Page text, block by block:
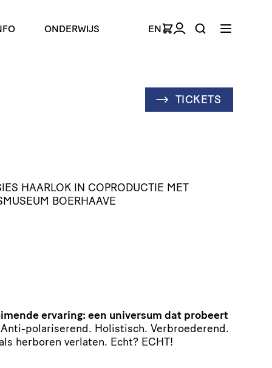
ONDERWIJS EN
TICKETS
HAARLOK IN COPRODUCTIE MET
BOERHAAVE
ervaring: een universum dat probeert
Anti-polariserend. Holistisch. Verbroederend.
herboren verlaten. Echt? ECHT!